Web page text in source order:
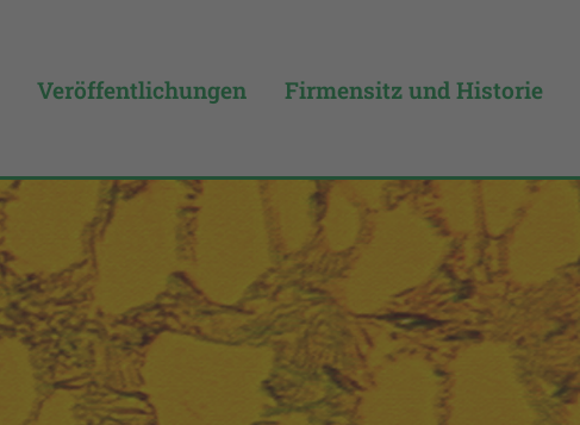
Veröffentlichungen Firmensitz und Historie